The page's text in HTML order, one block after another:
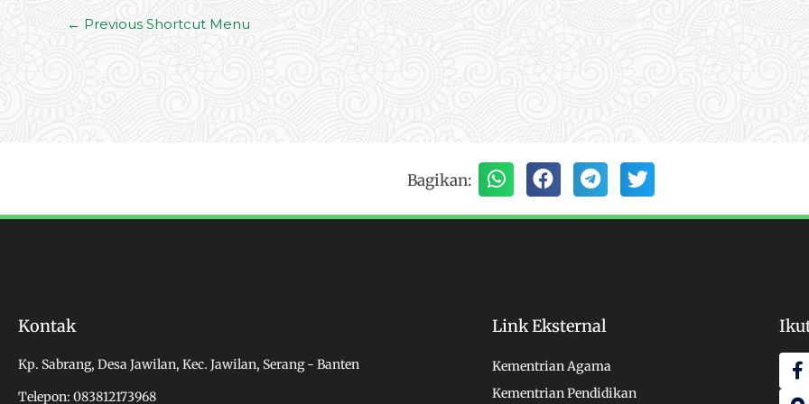
← Previous Shortcut Menu
Bagikan:
Kontak
Kp. Sabrang, Desa Jawilan, Kec. Jawilan, Serang - Banten
Telepon: 083812173968
Link Eksternal
Kementrian Agama
Kementrian Pendidikan
F
a
c
a
p